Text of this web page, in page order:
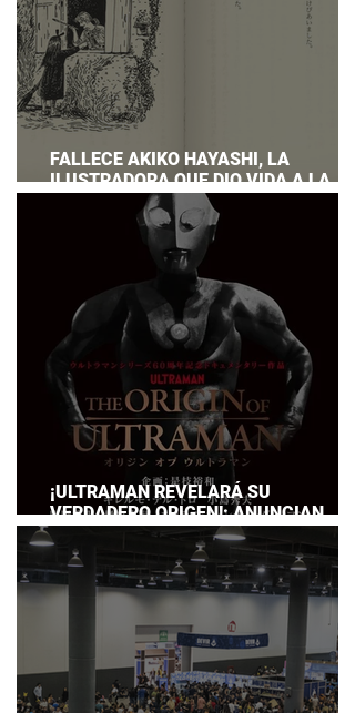
FALLECE AKIKO HAYASHI, LA
ILUSTRADORA QUE DIO VIDA A LA
NOVELA ORIGINAL DE KIKI'S DELIVERY
¡ULTRAMAN REVELARÁ SU
VERDADERO ORIGEN!: ANUNCIAN
DOCUMENTAL POR EL 60
ANIVERSARIO DE LA FRANQUICIA